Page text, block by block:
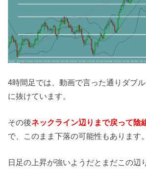
4時間足では、動画で言った通りダブ
に抜けています。
その後ネックライン辺りまで戻って陰
で、このまま下落の可能性もあります。
日足の上昇が強いようだとまだこの辺